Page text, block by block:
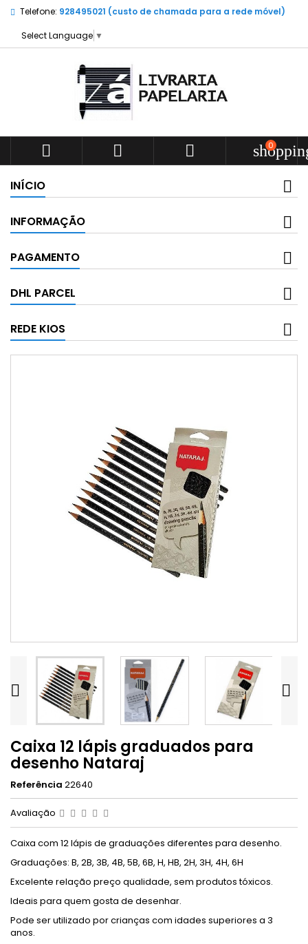
Telefone: 928495021 (custo de chamada para a rede móvel)
Select Language ▼
   0
INÍCIO
INFORMAÇÃO
PAGAMENTO
DHL PARCEL
REDE KIOS
 
Caixa 12 lápis graduados para
desenho Nataraj
Referência 22640
Avaliação
Caixa com 12 lápis de graduações diferentes para desenho.
Graduações: B, 2B, 3B, 4B, 5B, 6B, H, HB, 2H, 3H, 4H, 6H
Excelente relação preço qualidade, sem produtos tóxicos.
Ideais para quem gosta de desenhar.
Pode ser utilizado por crianças com idades superiores a 3
anos.